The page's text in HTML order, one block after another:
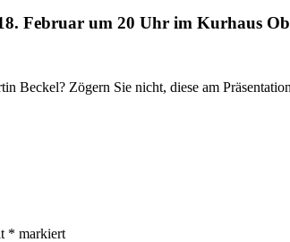
Februar um 20 Uhr im Kurhaus
Beckel? Zögern Sie nicht, diese am
* markiert